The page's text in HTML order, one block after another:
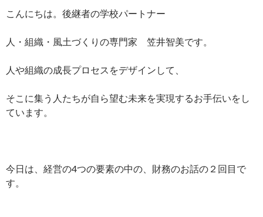
こんにちは。後継者の学校パートナー
人・組織・風土づくりの専門家 笠井智美です。
人や組織の成長プロセスをデザインして、
そこに集う人たちが自ら望む未来を実現するお手伝いをし
ています。
今日は、経営の4つの要素の中の、財務のお話の２回目で
す。